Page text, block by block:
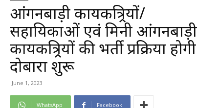
आंगनबाड़ी कार्यकत्र्रियों/
सहायिकाओं एवं मिनी आंगनबाड़ी
कार्यकत्र्रियों की भर्ती प्रक्रिया होगी
दोबारा शुरू
June 1, 2023
WhatsApp Facebook